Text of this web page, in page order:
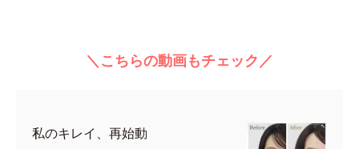
＼こちらの動画もチェック／
私のキレイ、再始動